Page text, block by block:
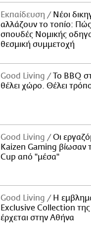
Εκπαίδευση
Νέοι
αλλάζουν το τοπίο: Πώς
σπουδές Νομικής
θεσμική συμμετοχή
Good Living
Το BBQ
θέλει χώρο. Θέλει
Good Living
Οι
Kaizen Gaming βίωσαν
Cup από "μέσα"
Good Living
Η
Exclusive Collection
έρχεται στην Αθήνα